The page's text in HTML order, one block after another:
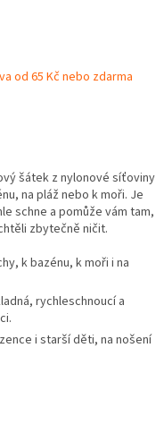
od 65 Kč nebo zdarma
šátek z nylonové síťoviny
na pláž nebo k moři. Je
schne a pomůže vám tam,
zbytečně ničit.
k bazénu, k moři i na
rychleschnoucí a
i starší děti, na nošení